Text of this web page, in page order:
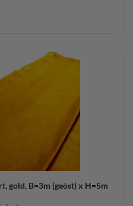
gold, B=3m (geöst) x H=5m